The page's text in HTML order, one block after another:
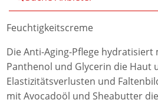
Feuchtigkeitscreme
Die Anti-Aging-Pflege hydratisiert
Panthenol und Glycerin die Haut
Elastizitätsverlusten und
mit Avocadoöl und Sheabutter